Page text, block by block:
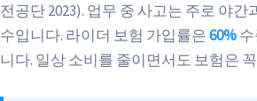
전공단 2023). 업무 중 사고는 주로 야
수입니다. 라이더 보험 가입률은60%수
니다. 일상 소비를 줄이면서도 보험은